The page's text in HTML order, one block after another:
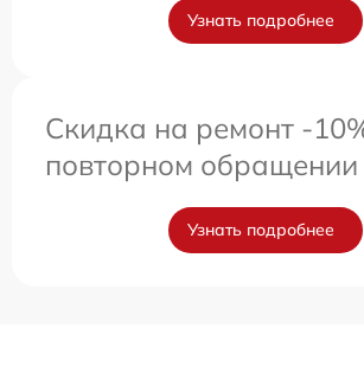
Узнать подробнее
Скидка на ремонт -
повторном обращении
Узнать подробнее